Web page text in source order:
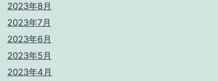
2023年8月
2023年7月
2023年6月
2023年5月
2023年4月